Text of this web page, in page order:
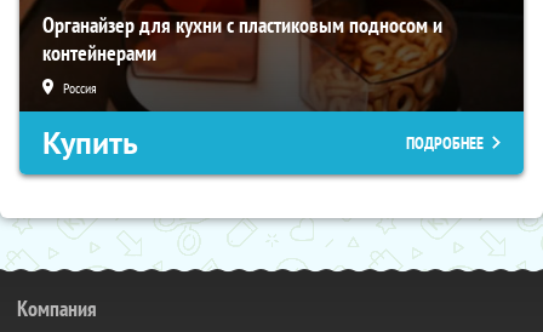
Органайзер для кухни с пластиковым подносом и
контейнерами
Россия
Купить ПОДРОБНЕЕ
Компания